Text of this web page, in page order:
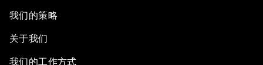
我们的策略
关于我们
我们的工作方式